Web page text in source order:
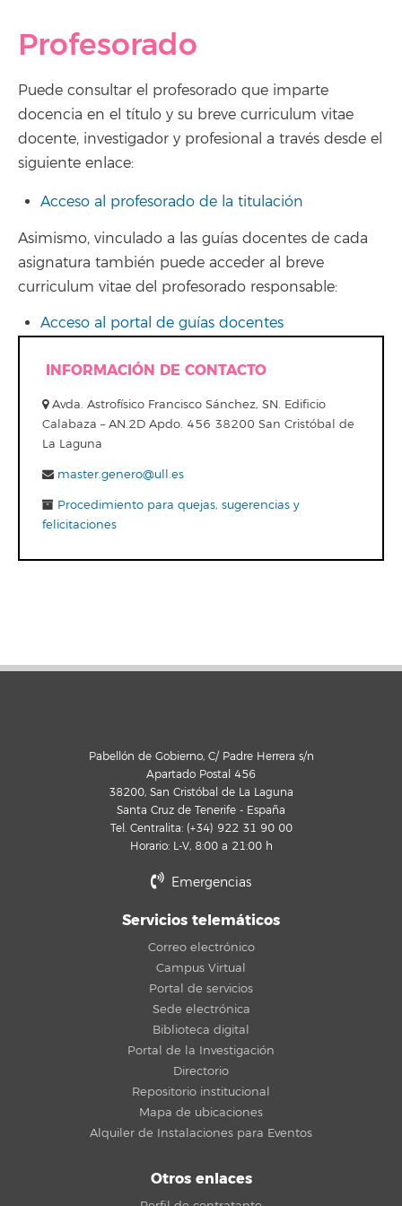
Profesorado
Puede consultar el profesorado que imparte
docencia en el título y su breve curriculum vitae
docente, investigador y profesional a través desde el
siguiente enlace:
Acceso al profesorado de la titulación
Asimismo, vinculado a las guías docentes de cada
asignatura también puede acceder al breve
curriculum vitae del profesorado responsable:
Acceso al portal de guías docentes
INFORMACIÓN DE CONTACTO
Avda. Astrofísico Francisco Sánchez, SN. Edificio
Calabaza – AN.2D Apdo. 456 38200 San Cristóbal de
La Laguna
master.genero@ull.es
Procedimiento para quejas, sugerencias y
felicitaciones
Pabellón de Gobierno, C/ Padre Herrera s/n
Apartado Postal 456
38200, San Cristóbal de La Laguna
Santa Cruz de Tenerife - España
Tel. Centralita: (+34) 922 31 90 00
Horario: L-V, 8:00 a 21:00 h
Emergencias
Servicios telemáticos
Correo electrónico
Campus Virtual
Portal de servicios
Sede electrónica
Biblioteca digital
Portal de la Investigación
Directorio
Repositorio institucional
Mapa de ubicaciones
Alquiler de Instalaciones para Eventos
Otros enlaces